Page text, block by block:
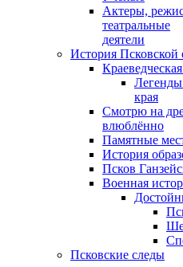
Актеры,
театральные
деятели
История Псковской
края
Смотрю на
влюблённо
Памятные
История
Псков
Военная
Псковские следы